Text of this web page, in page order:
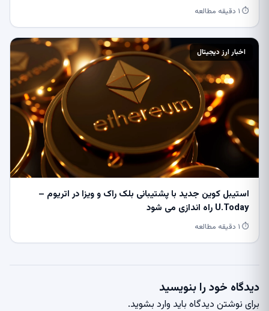
⏱ ۱ دقیقه مطالعه
اخبار ارز دیجیتال
استیبل کوین جدید با پشتیبانی بلک راک و ویزا در اتریوم –
U.Today راه اندازی می شود
⏱ ۱ دقیقه مطالعه
دیدگاه خود را بنویسید
برای نوشتن دیدگاه باید وارد بشوید.